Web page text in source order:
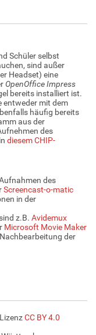
Schüler selbst
sind außer
Headset) eine
OpenOffice Impress
bereits installiert ist.
entweder mit dem
häufig bereits
aus der
des
diesem CHIP-
des
Screencast-o-matic
in der
z.B. Avidemux
Microsoft Movie Maker
der
CC BY 4.0